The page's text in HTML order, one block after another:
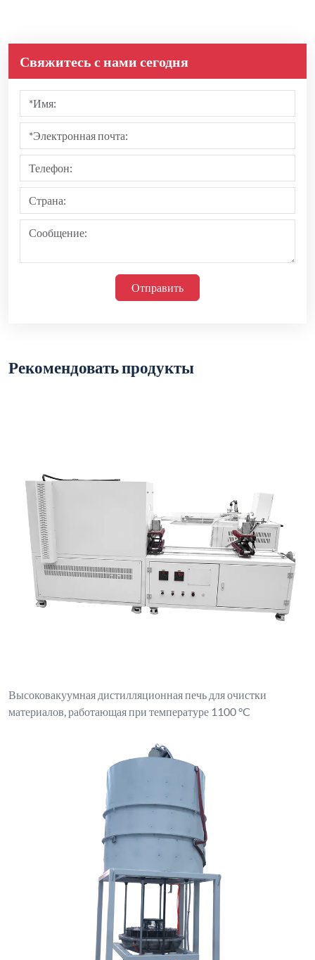
Свяжитесь с нами сегодня
Отправить
Рекомендовать продукты
Высоковакуумная дистилляционная печь для очистки
материалов, работающая при температуре 1100 °C